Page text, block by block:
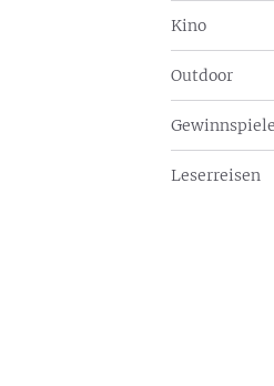
Kino
Outdoor
Gewinnspiele
Leserreisen